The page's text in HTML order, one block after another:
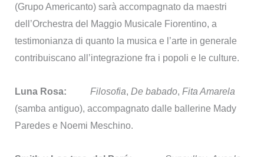
(Grupo Americanto) sarà accompagnato da maestri
dell’Orchestra del Maggio Musicale Fiorentino, a
testimonianza di quanto la musica e l’arte in generale
contribuiscano all’integrazione fra i popoli e le culture.
Luna Rosa: Filosofia, De babado, Fita Amarela
(samba antiguo), accompagnato dalle ballerine Mady
Paredes e Noemi Meschino.